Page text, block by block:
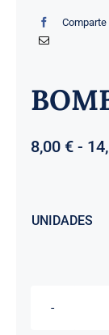
Contacto
Comparte
8,00 € -
UNIDADES